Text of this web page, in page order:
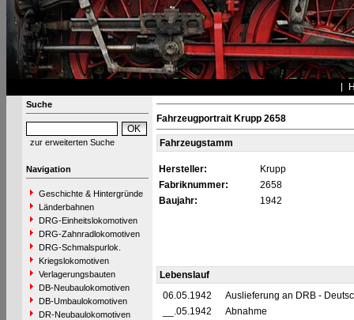
Suche
zur erweiterten Suche
Navigation
Geschichte & Hintergründe
Länderbahnen
DRG-Einheitslokomotiven
DRG-Zahnradlokomotiven
DRG-Schmalspurlok.
Kriegslokomotiven
Verlagerungsbauten
DB-Neubaulokomotiven
DB-Umbaulokomotiven
DR-Neubaulokomotiven
Fahrzeugportrait Krupp 2658
Fahrzeugstamm
Hersteller:
Krupp
Fabriknummer:
2658
Baujahr:
1942
Lebenslauf
06.05.1942
Auslieferung an DRB -
__.05.1942
Abnahme